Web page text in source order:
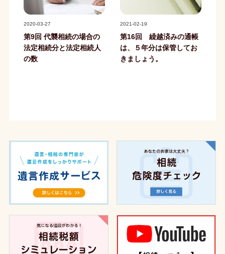
2020-03-27
第9回 代襲相続の場合の
法定相続分と法定相続人
の数
2021-02-19
第16回 繰越済みの通帳
は、５年分は保管してお
きましょう。